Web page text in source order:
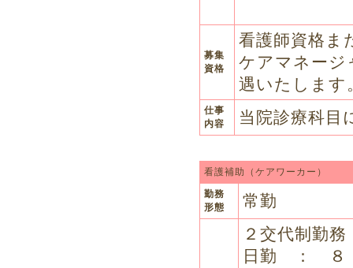
募集
資格
看護師資格ま
ケアマネージ
遇いたします
仕事
内容
当院診療科目
看護補助（ケアワーカー）
勤務
形態
常勤
２交代制勤務
日勤 ： ８